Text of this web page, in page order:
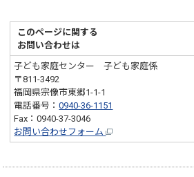
このページに関する
お問い合わせは
子ども家庭センター 子ども家庭係
〒811-3492
福岡県宗像市東郷1-1-1
電話番号：0940-36-1151
Fax：0940-37-3046
お問い合わせフォーム